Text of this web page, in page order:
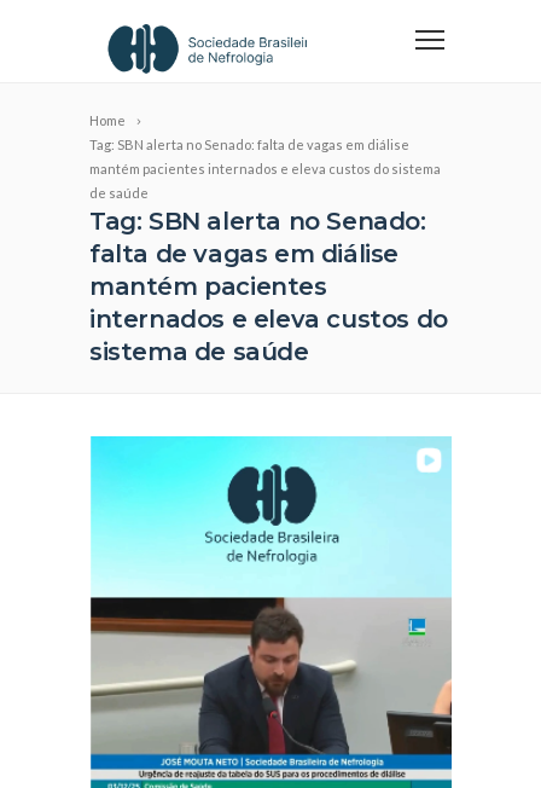
Home
Tag: SBN alerta no Senado: falta de vagas em diálise
mantém pacientes internados e eleva custos do sistema
de saúde
Tag: SBN alerta no Senado:
falta de vagas em diálise
mantém pacientes
internados e eleva custos do
sistema de saúde